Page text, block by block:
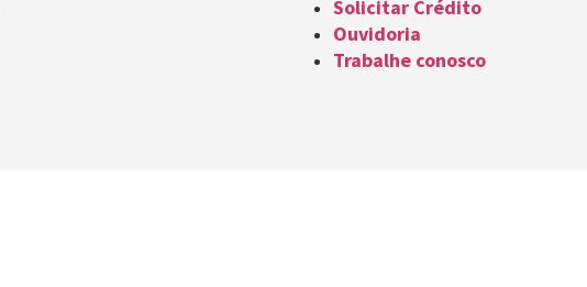
Solicitar Crédito
Ouvidoria
Trabalhe conosco